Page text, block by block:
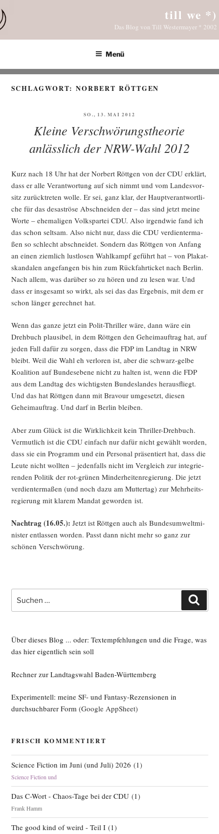
Inhalt
springen
till we *)
Das Blog von Till Westermayer * 2002
Menü
SCHLAGWORT:NORBERT RÖTTGEN
VERÖFFENTLICHT
SO., 13. MAI 2012
Kleine Verschwörungstheorie
anlässlich der NRW-Wahl 2012
Kurz nach 18 Uhr hat der Nor­bert Rött­gen von der CDU erklärt,
dass er alle Ver­ant­wor­tung auf sich nimmt und vom Lan­des­vor­
sitz zurück­tre­ten wol­le. Er sei, ganz klar, der Haupt­ver­ant­wort­li­
che für das desas­trö­se Abschnei­den der – das sind jetzt mei­ne
Wor­te – ehe­ma­li­gen Volks­par­tei CDU. Also irgend­wie fand ich
das schon selt­sam. Also nicht nur, dass die CDU ver­dien­ter­ma­
ßen so schlecht abschnei­det. Son­dern das Rött­gen von Anfang
an einen ziem­lich lust­lo­sen Wahl­kampf geführt hat – von Pla­kat­
skan­da­len ange­fan­gen bis hin zum Rück­fahr­ti­cket nach Ber­lin.
Nach allem, was dar­über so zu hören und zu lesen war. Und
dass er ins­ge­samt so wirkt, als sei das das Ergeb­nis, mit dem er
schon län­ger gerech­net hat.
Wenn das gan­ze jetzt ein Polit-Thril­ler wäre, dann wäre ein
Dreh­buch plau­si­bel, in dem Rött­gen den Geheim­auf­trag hat, auf
jeden Fall dafür zu sor­gen, dass die FDP im Land­tag in NRW
bleibt. Weil die Wahl eh ver­lo­ren ist, aber die schwarz-gel­be
Koali­ti­on auf Bun­des­ebe­ne nicht zu hal­ten ist, wenn die FDP
aus dem Land­tag des wich­tigs­ten Bun­des­lan­des her­aus­fliegt.
Und das hat Rött­gen dann mit Bra­vour umge­setzt, die­sen
Geheim­auf­trag. Und darf in Ber­lin bleiben.
Aber zum Glück ist die Wirk­lich­keit kein Thril­ler-Dreh­buch.
Ver­mut­lich ist die CDU ein­fach nur dafür nicht gewählt wor­den,
dass sie ein Pro­gramm und ein Per­so­nal prä­sen­tiert hat, dass die
Leu­te nicht woll­ten – jeden­falls nicht im Ver­gleich zur inte­grie­
ren­den Poli­tik der rot-grü­nen Min­der­hei­ten­re­gie­rung. Die jetzt
ver­dien­ter­ma­ßen (und noch dazu am Mut­ter­tag) zur Mehr­heits­
re­gie­rung mit kla­rem Man­dat gewor­den ist.
Nach­trag (16.05.): Jetzt ist Rött­gen auch als Bun­des­um­welt­mi­
nis­ter ent­las­sen wor­den. Passt dann nicht mehr so ganz zur
schö­nen Verschwörung.
nach:
Über dieses Blog ... oder: Textempfehlungen und die Frage, was
das hier eigentlich sein soll
Rechner zur Landtagswahl Baden-Württemberg
Experimentell: meine SF- und Fantasy-Rezensionen in
durchsuchbarer Form(Google AppSheet)
FRISCH KOMMENTIERT
Science Fiction im Juni (und Juli) 2026 (1)
Science Fiction und
Das C-Wort - Chaos-Tage bei der CDU(1)
Frank Hamm
The good kind of weird - Teil I(1)